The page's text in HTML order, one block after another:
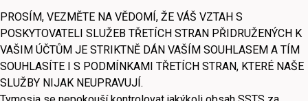
PROSÍM, VEZMĚTE NA VĚDOMÍ, ŽE VÁŠ VZTAH S
POSKYTOVATELI SLUŽEB TŘETÍCH STRAN PŘIDRUŽENÝCH K
VAŠIM ÚČTŮM JE STRIKTNĚ DÁN VAŠÍM SOUHLASEM A TÍM
SOUHLASÍTE I S PODMÍNKAMI TŘETÍCH STRAN, KTERÉ NAŠE
SLUŽBY NIJAK NEUPRAVUJÍ.